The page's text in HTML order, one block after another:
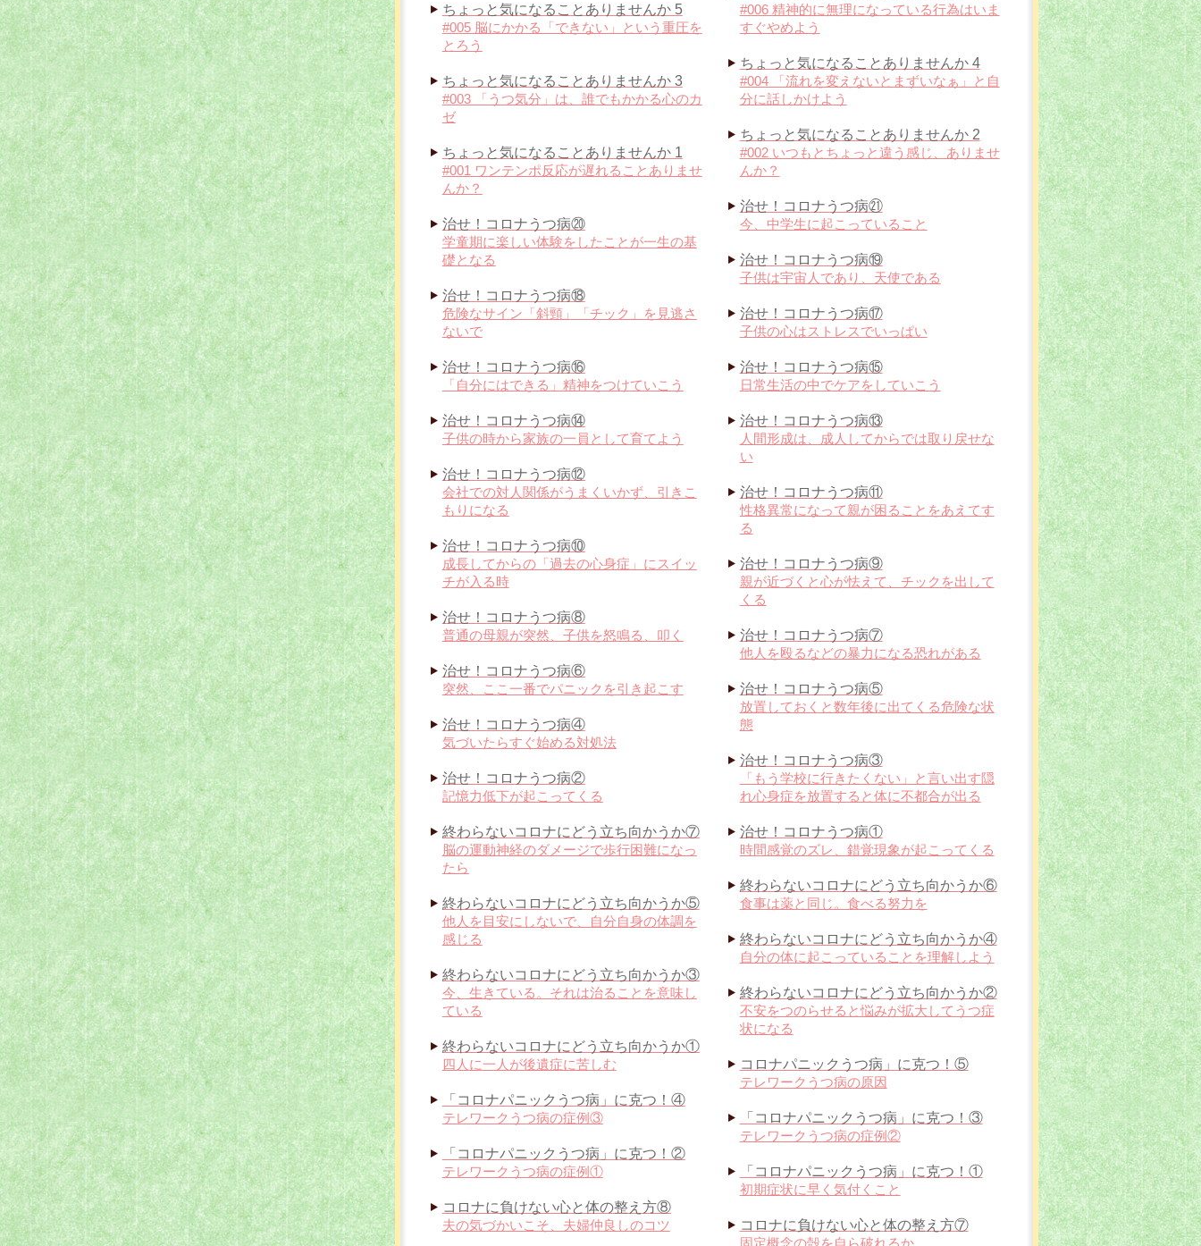
#006 精神的に無理になっている行為はいま
すぐやめよう
ちょっと気になることありませんか 5
#005 脳にかかる「できない」という重圧を
とろう
ちょっと気になることありませんか 4
#004 「流れを変えないとまずいなぁ」と自
分に話しかけよう
ちょっと気になることありませんか 3
#003 「うつ気分」は、誰でもかかる心のカ
ゼ
ちょっと気になることありませんか 2
#002 いつもとちょっと違う感じ、ありませ
んか？
ちょっと気になることありませんか 1
#001 ワンテンポ反応が遅れることありませ
んか？
治せ！コロナうつ病㉑
今、中学生に起こっていること
治せ！コロナうつ病⑳
学童期に楽しい体験をしたことが一生の基
礎となる
治せ！コロナうつ病⑲
子供は宇宙人であり、天使である
治せ！コロナうつ病⑱
危険なサイン「斜頸」「チック」を見逃さ
ないで
治せ！コロナうつ病⑰
子供の心はストレスでいっぱい
治せ！コロナうつ病⑯
「自分にはできる」精神をつけていこう
治せ！コロナうつ病⑮
日常生活の中でケアをしていこう
治せ！コロナうつ病⑭
子供の時から家族の一員として育てよう
治せ！コロナうつ病⑬
人間形成は、成人してからでは取り戻せな
い
治せ！コロナうつ病⑫
会社での対人関係がうまくいかず、引きこ
もりになる
治せ！コロナうつ病⑪
性格異常になって親が困ることをあえてす
る
治せ！コロナうつ病⑩
成長してからの「過去の心身症」にスイッ
チが入る時
治せ！コロナうつ病⑨
親が近づくと心が怯えて、チックを出して
くる
治せ！コロナうつ病⑧
普通の母親が突然、子供を怒鳴る、叩く
治せ！コロナうつ病⑦
他人を殴るなどの暴力になる恐れがある
治せ！コロナうつ病⑥
突然、ここ一番でパニックを引き起こす
治せ！コロナうつ病⑤
放置しておくと数年後に出てくる危険な状
態
治せ！コロナうつ病④
気づいたらすぐ始める対処法
治せ！コロナうつ病③
「もう学校に行きたくない」と言い出す隠
れ心身症を放置すると体に不都合が出る
治せ！コロナうつ病②
記憶力低下が起こってくる
治せ！コロナうつ病①
時間感覚のズレ、錯覚現象が起こってくる
終わらないコロナにどう立ち向かうか⑦
脳の運動神経のダメージで歩行困難になっ
たら
終わらないコロナにどう立ち向かうか⑥
食事は薬と同じ。食べる努力を
終わらないコロナにどう立ち向かうか⑤
他人を目安にしないで、自分自身の体調を
感じる
終わらないコロナにどう立ち向かうか④
自分の体に起こっていることを理解しよう
終わらないコロナにどう立ち向かうか③
今、生きている。それは治ることを意味し
ている
終わらないコロナにどう立ち向かうか②
不安をつのらせると悩みが拡大してうつ症
状になる
終わらないコロナにどう立ち向かうか①
四人に一人が後遺症に苦しむ
コロナパニックうつ病」に克つ！⑤
テレワークうつ病の原因
「コロナパニックうつ病」に克つ！④
テレワークうつ病の症例③
「コロナパニックうつ病」に克つ！③
テレワークうつ病の症例②
「コロナパニックうつ病」に克つ！②
テレワークうつ病の症例①
「コロナパニックうつ病」に克つ！①
初期症状に早く気付くこと
コロナに負けない心と体の整え方⑧
夫の気づかいこそ、夫婦仲良しのコツ
コロナに負けない心と体の整え方⑦
固定概念の殻を自ら破れるか